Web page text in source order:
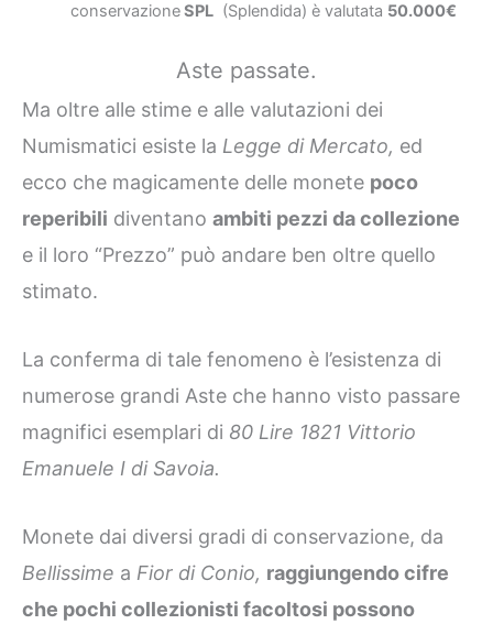
conservazioneSPL(Splendida) è valutata 50.000€
Aste passate.
Ma oltre alle stime e alle valutazioni dei
Numismatici esiste la Legge di Mercato, ed
ecco che magicamente delle monete poco
reperibili diventano ambiti pezzi da collezione
e il loro “Prezzo” può andare ben oltre quello
stimato.
La conferma di tale fenomeno è l’esistenza di
numerose grandi Aste che hanno visto passare
magnifici esemplari di 80 Lire 1821 Vittorio
Emanuele I di Savoia.
Monete dai diversi gradi di conservazione, da
Bellissime a Fior di Conio, raggiungendo cifre
che pochi collezionisti facoltosi possono